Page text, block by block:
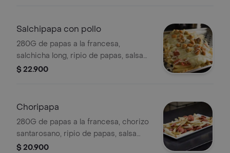
Salchipapa con pollo
280G de papas a la francesa,
salchicha long, ripio de papas, salsa
rosada y salsa de la casa, trozos de
$ 22.900
Choripapa
280G de papas a la francesa, chorizo
santarosano, ripio de papas, salsa
rosada y salsa de la casa, queso
$ 20.900